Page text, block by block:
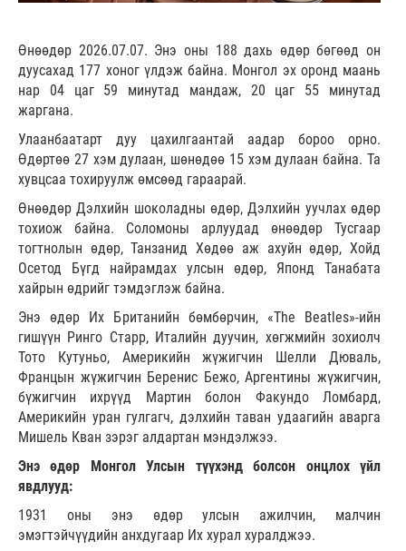
Өнөөдөр 2026.07.07. Энэ оны 188 дахь өдөр бөгөөд он
дуусахад 177 хоног үлдэж байна. Монгол эх оронд маань
нар 04 цаг 59 минутад мандаж, 20 цаг 55 минутад
жаргана.
Улаанбаатарт дуу цахилгаантай аадар бороо орно.
Өдөртөө 27 хэм дулаан, шөнөдөө 15 хэм дулаан байна. Та
хувцсаа тохируулж өмсөөд гараарай.
Өнөөдөр Дэлхийн шоколадны өдөр, Дэлхийн уучлах өдөр
тохиож байна. Соломоны арлуудад өнөөдөр Тусгаар
тогтнолын өдөр, Танзанид Хөдөө аж ахуйн өдөр, Хойд
Осетод Бүгд найрамдах улсын өдөр, Японд Танабата
хайрын өдрийг тэмдэглэж байна.
Энэ өдөр Их Британийн бөмбөрчин, «The Beatles»-ийн
гишүүн Ринго Старр, Италийн дуучин, хөгжмийн зохиолч
Тото Кутуньо, Америкийн жүжигчин Шелли Дюваль,
Францын жүжигчин Беренис Бежо, Аргентины жүжигчин,
бүжигчин ихрүүд Мартин болон Факундо Ломбард,
Америкийн уран гулгагч, дэлхийн таван удаагийн аварга
Мишель Кван зэрэг алдартан мэндэлжээ.
Энэ өдөр Монгол Улсын түүхэнд болсон онцлох үйл
явдлууд:
1931 оны энэ өдөр улсын ажилчин, малчин
эмэгтэйчүүдийн анхдугаар Их хурал хуралджээ.